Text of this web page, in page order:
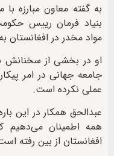
به گفته‌ معاون مبارزه
بنیاد فرمان رییس
مواد مخدر در
او در بخشی از سخنانش
جامعه جهانی در امر
عملی نکرده است.
عبدالحق همکار در این
همه اطمینان
افغانستان از بین رفته